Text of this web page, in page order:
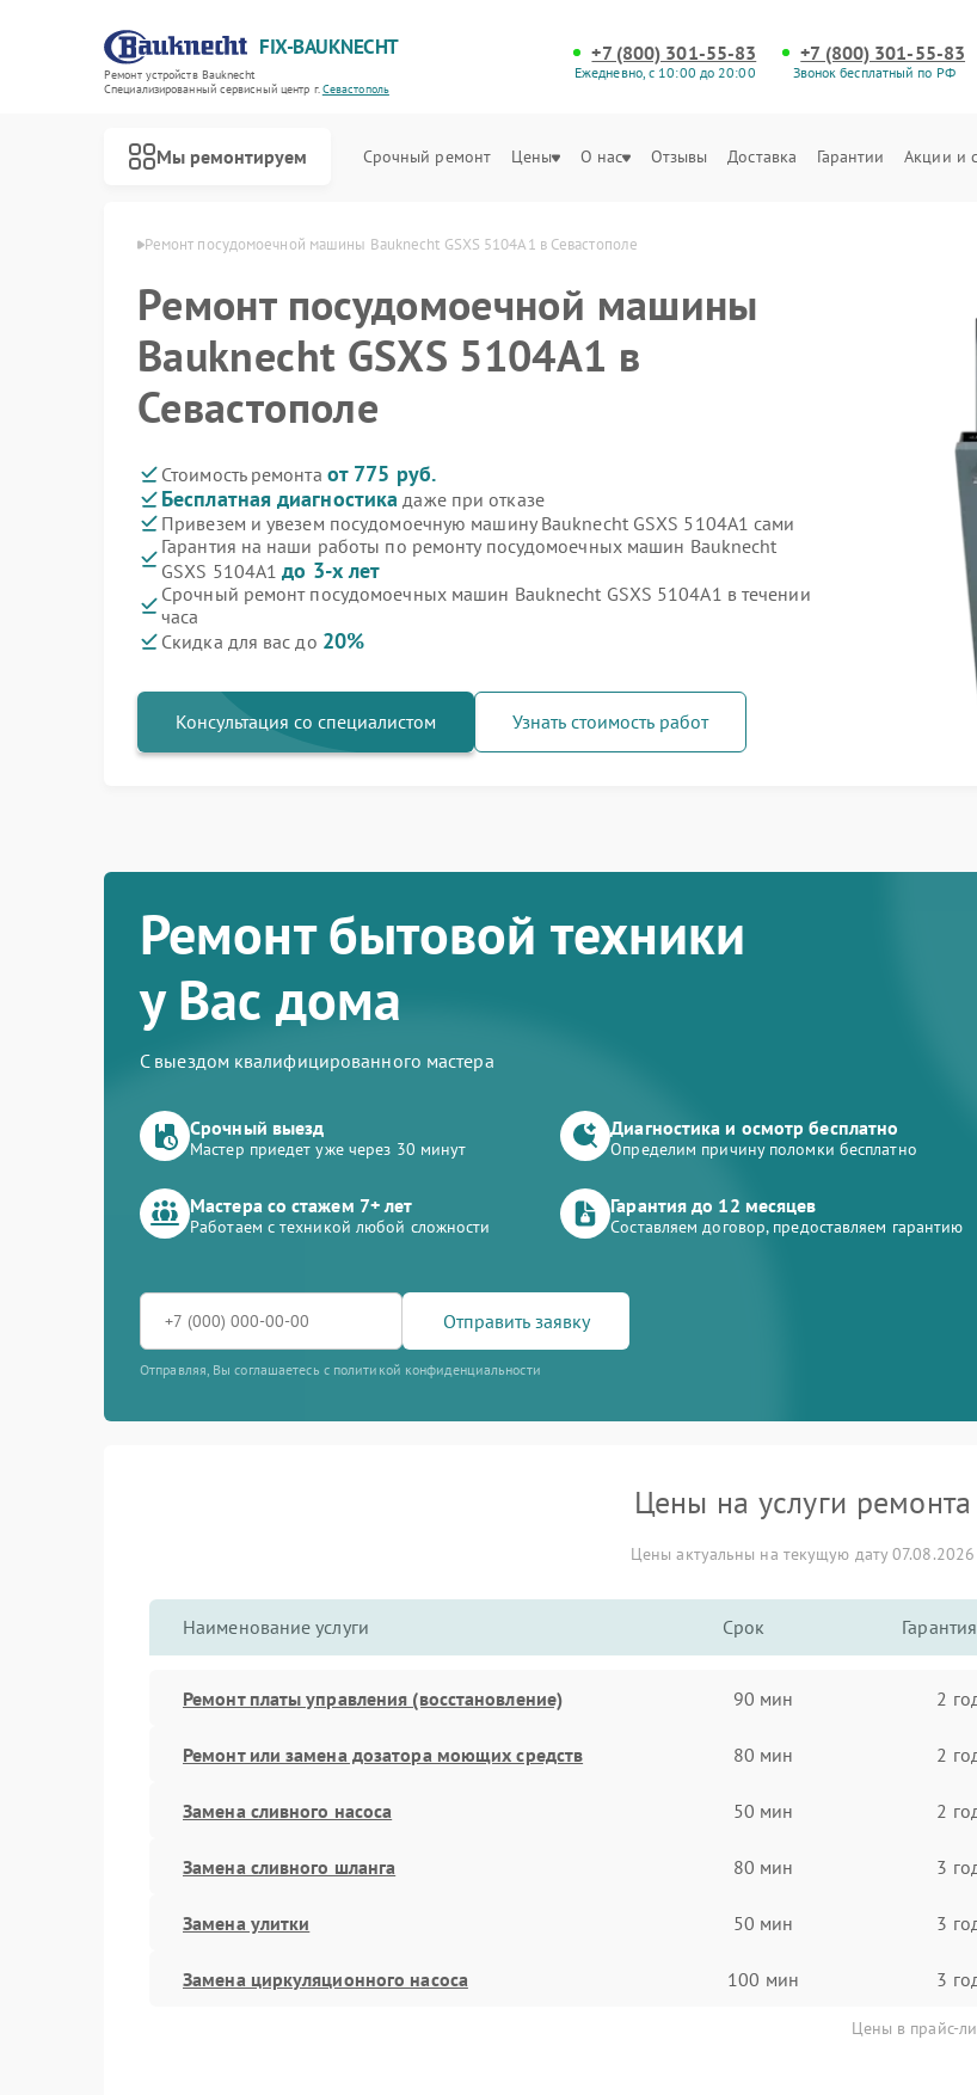
FIX-BAUKNECHT
Ремонт устройств Bauknecht
Специализированный cервисный центр г.Севастополь
+7 (800) 301-55-83
Ежедневно, с 10:00 до 20:00
+7 (800) 301-55-83
Звонок бесплатный по РФ
Мы ремонтируем Срочный ремонт Цены О нас Отзывы Доставка Гарантии Акции и
Ремонт посудомоечной машины Bauknecht GSXS 5104A1 в Севастополе
Ремонт посудомоечной машины
Bauknecht GSXS 5104A1 в
Севастополе
Стоимость ремонта от 775 руб.
Бесплатная диагностика даже при отказе
Привезем и увезем посудомоечную машину Bauknecht GSXS 5104A1 сами
Гарантия на наши работы по ремонту посудомоечных машин Bauknecht
GSXS 5104A1до 3-х лет
Срочный ремонт посудомоечных машин Bauknecht GSXS 5104A1 в течении
часа
Скидка для вас до 20%
Консультация со специалистом Узнать стоимость работ
Ремонт бытовой техники
у Вас дома
С выездом квалифицированного мастера
Срочный выезд
Мастер приедет уже через 30 минут
Диагностика и осмотр бесплатно
Определим причину поломки бесплатно
Мастера со стажем 7+ лет
Работаем с техникой любой сложности
Гарантия до 12 месяцев
Составляем договор, предоставляем гарантию
Отправить заявку
Отправляя, Вы соглашаетесь с политикой конфиденциальности
Цены на услуги ремонта
Цены актуальны на текущую дату 07.08.2026
Наименование услуги Срок Гарантия
Ремонт платы управления (восстановление) 90 мин 2
Ремонт или замена дозатора моющих средств 80 мин 2
Замена сливного насоса 50 мин 2
Замена сливного шланга 80 мин 3
Замена улитки 50 мин 3
Замена циркуляционного насоса 100 мин 3
Цены в прайс-